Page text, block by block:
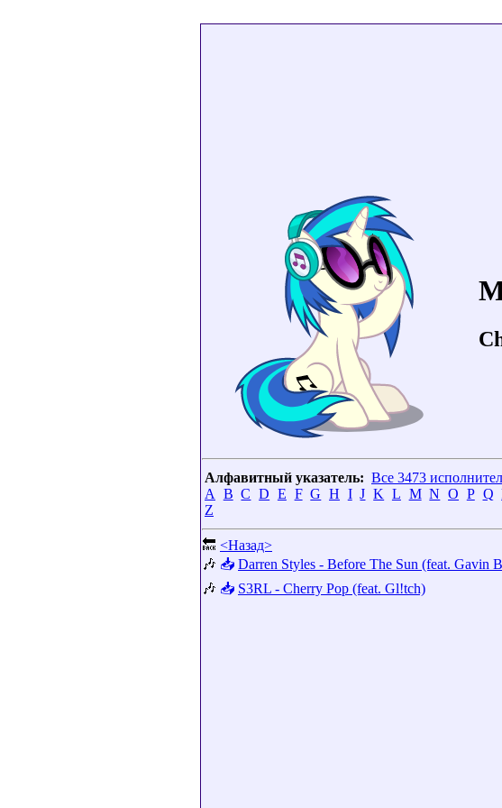
Алфавитный указатель: Все 3473
A
B C D E F G H I J K L M N O P Q
Z
🔙 <Назад>
🎶 📥 Darren Styles - Before The Sun (feat. Gavin
🎶 📥 S3RL - Cherry Pop (feat. Gl!tch)